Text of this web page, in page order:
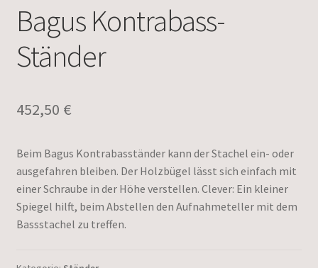
Bagus Kontrabass-
Ständer
452,50 €
Beim Bagus Kontrabasständer kann der Stachel ein- oder
ausgefahren bleiben. Der Holzbügel lässt sich einfach mit
einer Schraube in der Höhe verstellen. Clever: Ein kleiner
Spiegel hilft, beim Abstellen den Aufnahmeteller mit dem
Bassstachel zu treffen.